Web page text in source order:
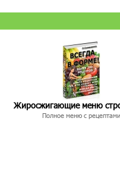
Жиросжигающие меню
Полное меню с рецептами